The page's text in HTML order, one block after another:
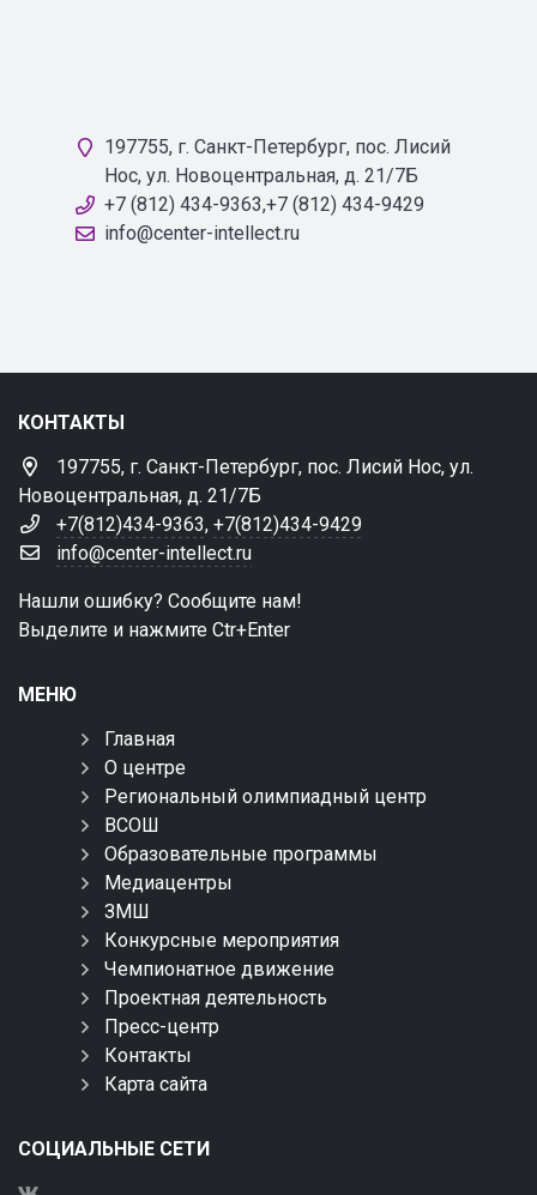
197755, г. Санкт-Петербург, пос. Лисий
Нос, ул. Новоцентральная, д. 21/7Б
+7 (812) 434-9363,+7 (812) 434-9429
info@center-intellect.ru
КОНТАКТЫ
197755, г. Санкт-Петербург, пос. Лисий Нос, ул.
Новоцентральная, д. 21/7Б
+7(812)434-9363, +7(812)434-9429
info@center-intellect.ru
Нашли ошибку? Сообщите нам!
Выделите и нажмите Ctr+Enter
МЕНЮ
Главная
О центре
Региональный олимпиадный центр
ВСОШ
Образовательные программы
Медиацентры
ЗМШ
Конкурсные мероприятия
Чемпионатное движение
Проектная деятельность
Пресс-центр
Контакты
Карта сайта
СОЦИАЛЬНЫЕ СЕТИ